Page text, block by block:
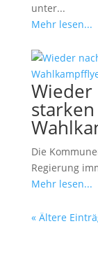
unter...
Mehr lesen...
Wieder
Die
Regierung
Mehr lesen...
« Ältere